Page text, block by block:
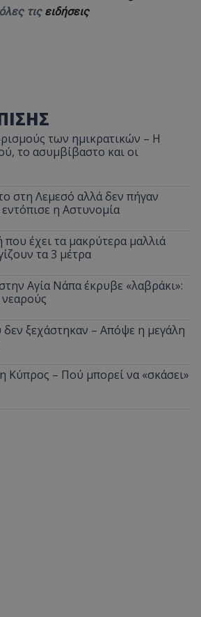
τις ειδήσεις
των ημικρατικών – Η
το ασυμβίβαστο και οι
στη Λεμεσό αλλά δεν πήγαν
η Αστυνομία
που έχει τα μακρύτερα μαλλιά
τα 3 μέτρα
Αγία Νάπα έκρυβε «λαβράκι»:
ξεχάστηκαν – Απόψε η μεγάλη
Κύπρος – Πού μπορεί να «σκάσει»